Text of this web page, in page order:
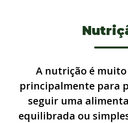
A nutrição é
principalmente para
seguir uma
equilibrada ou